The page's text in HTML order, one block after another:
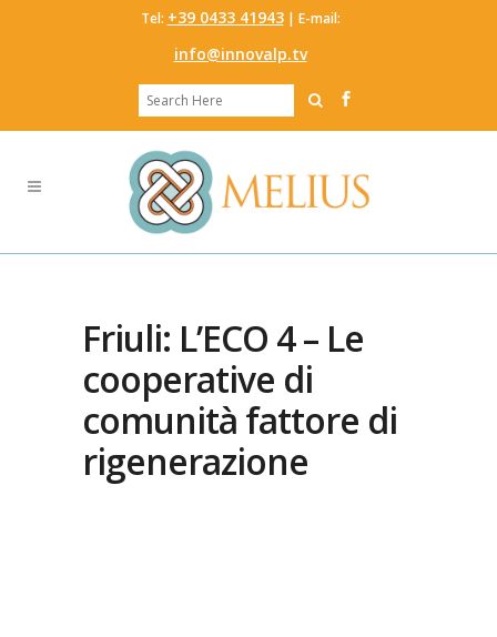
Tel: ‭+39 0433 41943‬ | E-mail:
info@innovalp.tv
Friuli: L’ECO 4 – Le
cooperative di
comunità fattore di
rigenerazione